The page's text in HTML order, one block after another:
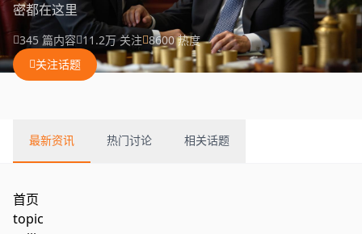
密都在这里
345 篇内容 11.2万 关注 8600 热度
关注话题
最新资讯 热门讨论 相关话题
首页
topic